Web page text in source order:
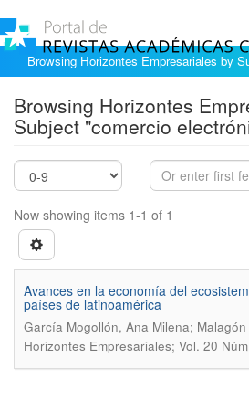
Browsing Horizontes Empresariales by
Browsing Horizontes
Subject "comercio
Now showing items 1-1 of 1
Avances en la economía del
países de latinoamérica
García Mogollón, Ana Milena;
Horizontes Empresariales; Vol. 20